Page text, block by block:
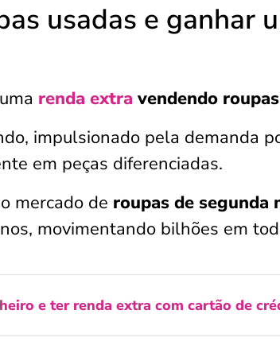
usadas e ganhar
renda extra vendendo
impulsionado pela demanda
em peças diferenciadas.
mercado de roupas de segunda
movimentando bilhões em
e ter renda extra com cartão de